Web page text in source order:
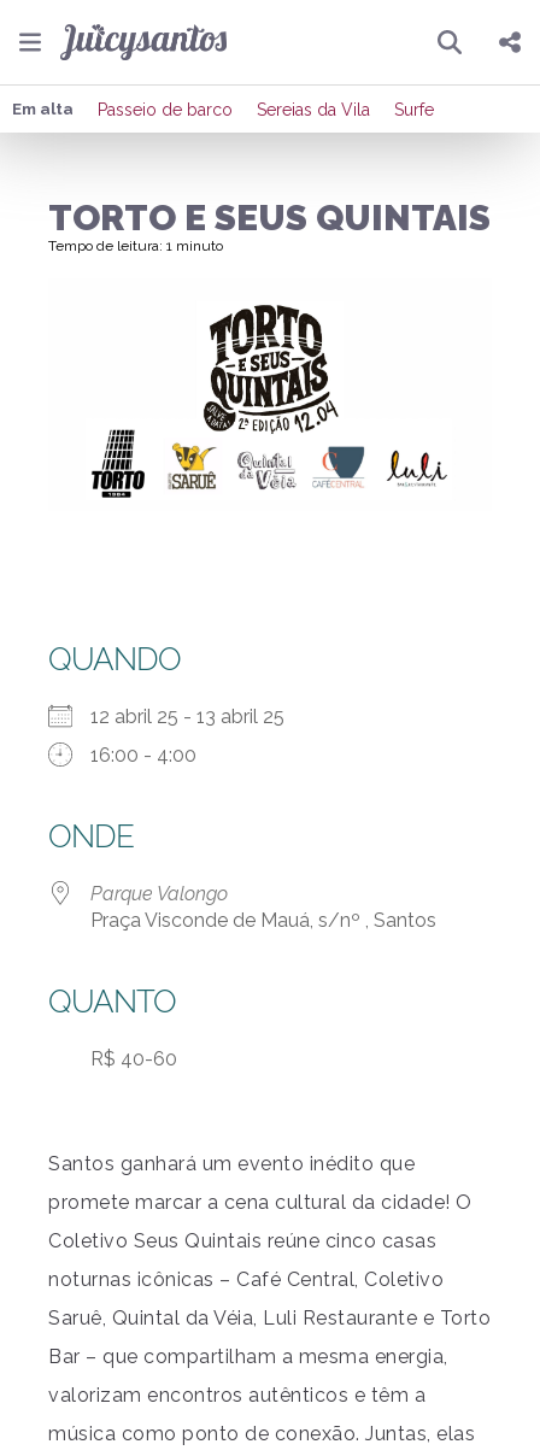
Pesquisar
Compartilhar
Enviar por Whatsapp
Em alta Passeio de barco Sereias da Vila Surfe
TORTO E SEUS QUINTAIS
Tempo de leitura: 1 minuto
QUANDO
12 abril 25 - 13 abril 25
16:00 - 4:00
ONDE
Parque Valongo
Praça Visconde de Mauá, s/nº , Santos
QUANTO
R$ 40-60
Santos ganhará um evento inédito que
promete marcar a cena cultural da cidade! O
Coletivo Seus Quintais reúne cinco casas
noturnas icônicas – Café Central, Coletivo
Saruê, Quintal da Véia, Luli Restaurante e Torto
Bar – que compartilham a mesma energia,
valorizam encontros autênticos e têm a
música como ponto de conexão. Juntas, elas